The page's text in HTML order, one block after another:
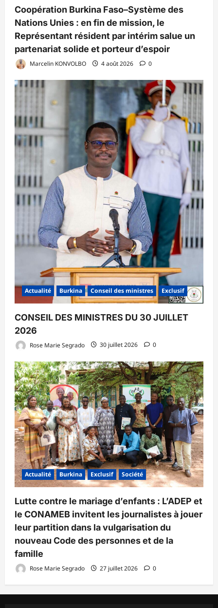
Coopération Burkina Faso–Système des
Nations Unies : en fin de mission, le
Représentant résident par intérim salue un
partenariat solide et porteur d’espoir
Marcelin KONVOLBO 4 août 2026 0
Actualité Burkina Conseil des ministres Exclusif
CONSEIL DES MINISTRES DU 30 JUILLET
2026
Rose Marie Segrado 30 juillet 2026 0
Actualité Burkina Exclusif Société
Lutte contre le mariage d’enfants : L’ADEP et
le CONAMEB invitent les journalistes à jouer
leur partition dans la vulgarisation du
nouveau Code des personnes et de la
famille
Rose Marie Segrado 27 juillet 2026 0